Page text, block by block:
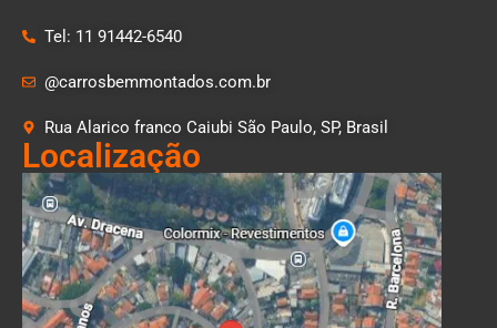
Tel: 11 91442-6540
@carrosbemmontados.com.br
Rua Alarico franco Caiubi São Paulo, SP, Brasil
Localização